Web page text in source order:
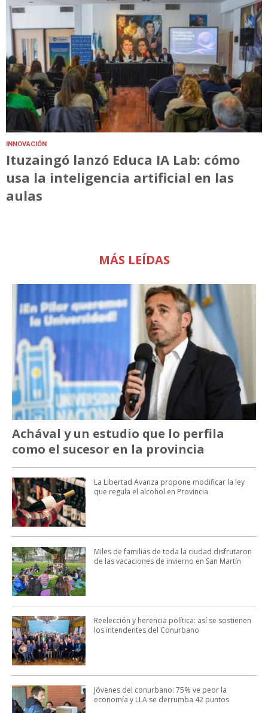
INNOVACIÓN
Ituzaingó lanzó Educa IA Lab: cómo
usa la inteligencia artificial en las
aulas
MÁS LEÍDAS
Achával y un estudio que lo perfila
como el sucesor en la provincia
La Libertad Avanza propone modificar la ley
que regula el alcohol en Provincia
Miles de familias de toda la ciudad disfrutaron
de las vacaciones de invierno en San Martín
Reelección y herencia política: así se sostienen
los intendentes del Conurbano
Jóvenes del conurbano: 75% ve peor la
economía y LLA se derrumba 42 puntos